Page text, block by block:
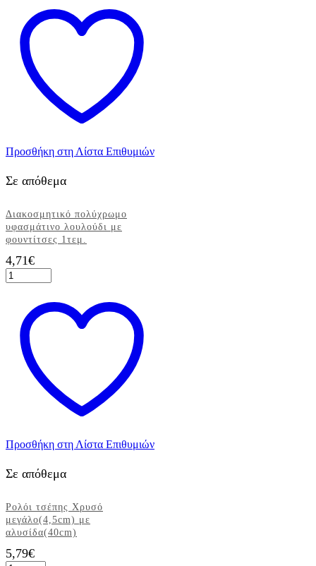
Προσθήκη στη Λίστα Επιθυμιών
Σε απόθεμα
Διακοσμητικό πολύχρωμο
υφασμάτινο λουλούδι με
φουντίτσες 1τεμ.
4,71€
Διακοσμητικό
πολύχρωμο
λουλούδι
φουντίτσες
1τεμ.
ποσότητα
Προσθήκη στη Λίστα Επιθυμιών
Σε απόθεμα
Ρολόι τσέπης Χρυσό
μεγάλο(4,5cm) με
αλυσίδα(40cm)
5,79€